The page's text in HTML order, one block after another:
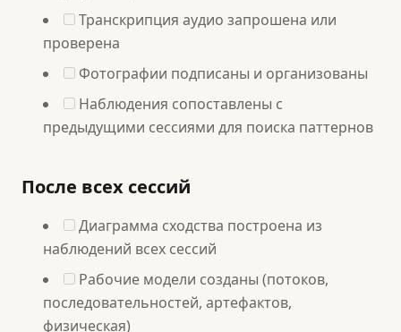
Транскрипция аудио запрошена или
проверена
Фотографии подписаны и организованы
Наблюдения сопоставлены с
предыдущими сессиями для поиска паттернов
После всех сессий
Диаграмма сходства построена из
наблюдений всех сессий
Рабочие модели созданы (потоков,
последовательностей, артефактов,
физическая)